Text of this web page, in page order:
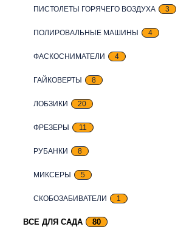
ПИСТОЛЕТЫ ГОРЯЧЕГО ВОЗДУХА 3
ПОЛИРОВАЛЬНЫЕ МАШИНЫ 4
ФАСКОСНИМАТЕЛИ 4
ГАЙКОВЕРТЫ 8
ЛОБЗИКИ 20
ФРЕЗЕРЫ 11
РУБАНКИ 8
МИКСЕРЫ 5
СКОБОЗАБИВАТЕЛИ 1
ВСЕ ДЛЯ САДА 80